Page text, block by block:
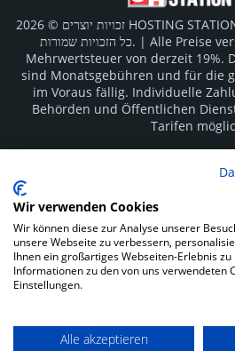
זכויות יוצרים © 2026 HOSTING STATION55 Webhosting Provider
כל הזכויות שמורות. | Alle Preise verstehen sich inklusive
Mehrwertsteuer von derzeit 19%.
sind Monatsgebühren und für die
im Voraus fällig. Individuelle
Behörden und Öffentlichen
Tarifen
Hersteller. Irrtümer
SOCIAL
Wir verwenden Cookies
Wir können diese zur Analyse unserer
unsere Webseite zu verbessern,
Ihnen ein großartiges Webseiten-Erlebnis
Informationen zu den von uns verwendeten
Einstellungen.
Alle akzeptieren